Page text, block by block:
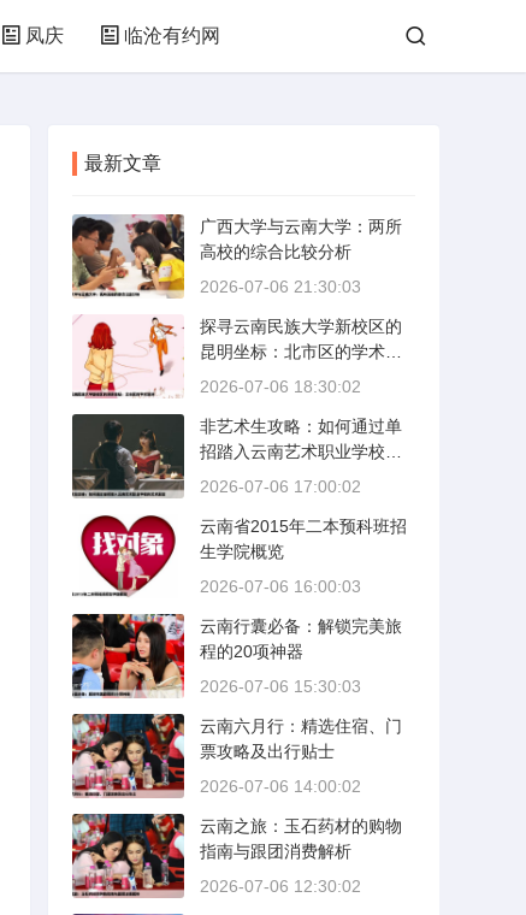
凤庆 临沧有约网
最新文章
广西大学与云南大学：两所
高校的综合比较分析
2026-07-06 21:30:03
探寻云南民族大学新校区的
昆明坐标：北市区的学术绿
洲
2026-07-06 18:30:02
非艺术生攻略：如何通过单
招踏入云南艺术职业学校的
艺术殿堂
2026-07-06 17:00:02
云南省2015年二本预科班招
生学院概览
2026-07-06 16:00:03
云南行囊必备：解锁完美旅
程的20项神器
2026-07-06 15:30:03
云南六月行：精选住宿、门
票攻略及出行贴士
2026-07-06 14:00:02
云南之旅：玉石药材的购物
指南与跟团消费解析
2026-07-06 12:30:02